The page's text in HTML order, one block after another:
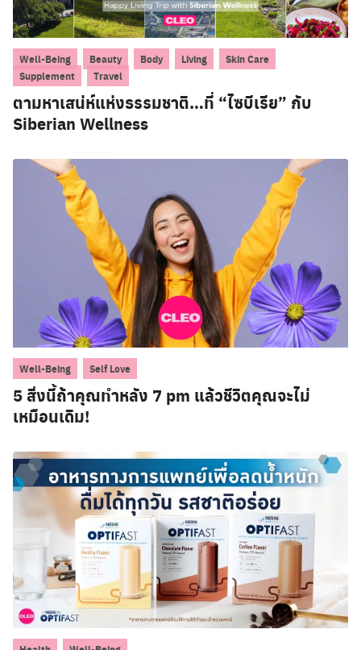
Well-Being Beauty Body Living Skin Care
Supplement Travel
ตามหาเสน่ห์แห่งธรรมชาติ…ที่ “ไซบีเรีย” กับ
Siberian Wellness
Well-Being Self Love
5 สิ่งนี้ถ้าคุณทำหลัง 7 pm แล้วชีวิตคุณจะไม่
เหมือนเดิม!